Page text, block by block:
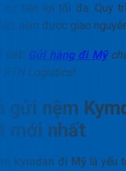
sự tiện lợi tối đa. Quy
nệm được giao
tiết: Gửi hàng đi Mỹ
PTN Logistics!
gửi nệm
mới nhất
kymdan đi Mỹlà yếu